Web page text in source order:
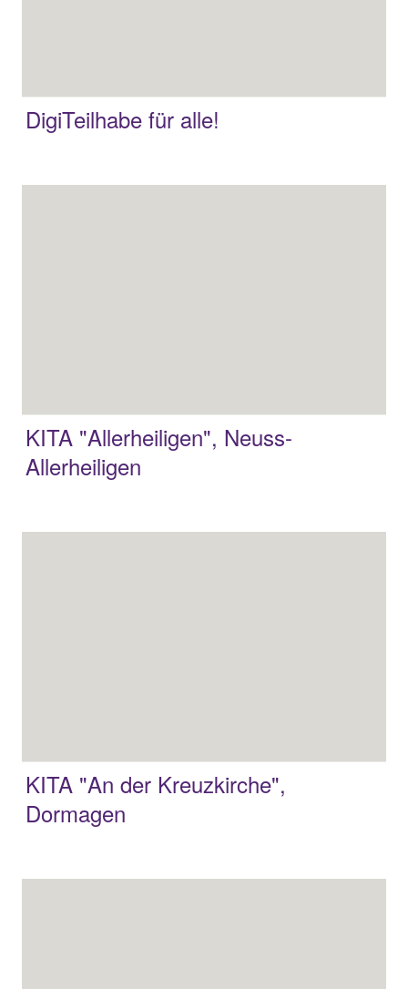
DigiTeilhabe für alle!
KITA "Allerheiligen", Neuss-
Allerheiligen
KITA "An der Kreuzkirche",
Dormagen